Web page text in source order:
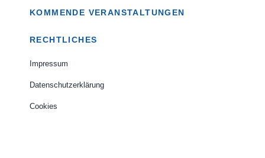
KOMMENDE VERANSTALTUNGEN
RECHTLICHES
Impressum
Datenschutzerklärung
Cookies